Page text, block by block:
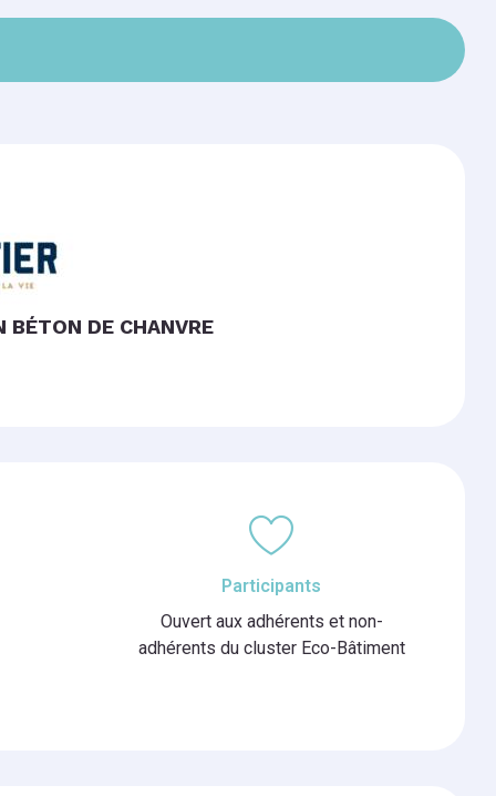
BÉTON DE CHANVRE
Participants
Ouvert aux adhérents et non-
adhérents du cluster Eco-Bâtiment